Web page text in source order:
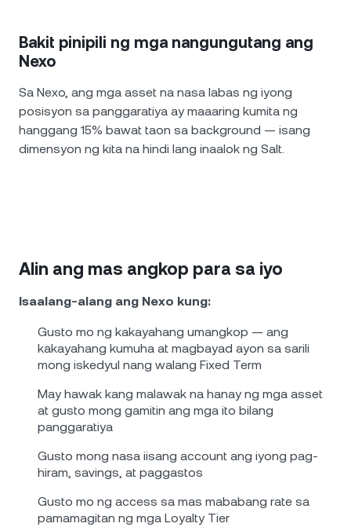
Bakit pinipili ng mga nangungutang ang
Nexo
Sa Nexo, ang mga asset na nasa labas ng iyong
posisyon sa panggaratiya ay maaaring kumita ng
hanggang 15% bawat taon sa background — isang
dimensyon ng kita na hindi lang inaalok ng Salt.
Alin ang mas angkop para sa iyo
Isaalang-alang ang Nexo kung:
Gusto mo ng kakayahang umangkop — ang
kakayahang kumuha at magbayad ayon sa sarili
mong iskedyul nang walang Fixed Term
May hawak kang malawak na hanay ng mga asset
at gusto mong gamitin ang mga ito bilang
panggaratiya
Gusto mong nasa iisang account ang iyong pag-
hiram, savings, at paggastos
Gusto mo ng access sa mas mababang rate sa
pamamagitan ng mga Loyalty Tier